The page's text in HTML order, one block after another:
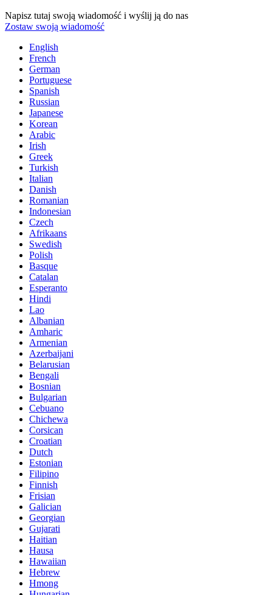
Napisz tutaj swoją wiadomość i wyślij ją do nas
Zostaw swoją wiadomość
English
French
German
Portuguese
Spanish
Russian
Japanese
Korean
Arabic
Irish
Greek
Turkish
Italian
Danish
Romanian
Indonesian
Czech
Afrikaans
Swedish
Polish
Basque
Catalan
Esperanto
Hindi
Lao
Albanian
Amharic
Armenian
Azerbaijani
Belarusian
Bengali
Bosnian
Bulgarian
Cebuano
Chichewa
Corsican
Croatian
Dutch
Estonian
Filipino
Finnish
Frisian
Galician
Georgian
Gujarati
Haitian
Hausa
Hawaiian
Hebrew
Hmong